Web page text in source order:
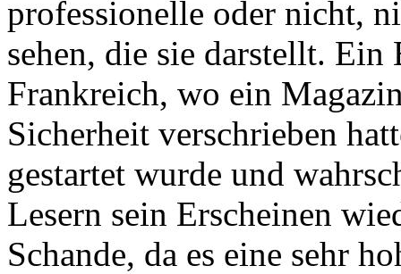
professionelle oder nicht,
sehen, die sie darstellt.
Frankreich, wo ein
Sicherheit verschrieben
gestartet wurde und
Lesern sein Erscheinen
Schande, da es eine sehr